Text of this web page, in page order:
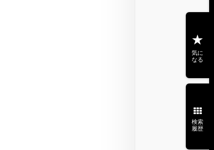
気に
なる
検索
履歴